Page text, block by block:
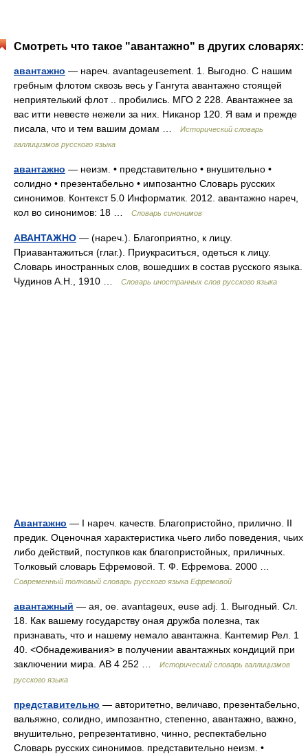
Смотреть что такое "авантажно" в других словарях:
авантажно — нареч. avantageusement. 1. Выгодно. С нашим
гребным флотом сквозь весь у Гангута авантажно стоящей
неприятелький флот .. пробились. МГО 2 228. Авантажнее за
вас итти невесте нежели за них. Никанор 120. Я вам и прежде
писала, что и тем вашим домам …
Исторический словарь
галлицизмов русского языка
авантажно — неизм. • представительно • внушительно •
солидно • презентабельно • импозантно Словарь русских
синонимов. Контекст 5.0 Информатик. 2012. авантажно нареч,
кол во синонимов: 18 …
Словарь синонимов
АВАНТАЖНО — (нареч.). Благоприятно, к лицу.
Приавантажиться (глаг.). Приукраситъся, одеться к лицу.
Словарь иностранных слов, вошедших в состав русского языка.
Чудинов А.Н., 1910 …
Словарь иностранных слов русского языка
Авантажно — I нареч. качеств. Благопристойно, прилично. II
предик. Оценочная характеристика чьего либо поведения, чьих
либо действий, поступков как благопристойных, приличных.
Толковый словарь Ефремовой. Т. Ф. Ефремова. 2000 …
Современный толковый словарь русского языка Ефремовой
авантажный — ая, ое. avantageux, euse adj. 1. Выгодный. Сл.
18. Как вашему государству оная дружба полезна, так
признавать, что и нашему немало авантажна. Кантемир Рел. 1
40. <Обнадеживания> в получении авантажных кондиций при
заключении мира. АВ 4 252 …
Исторический словарь галлицизмов
русского языка
представительно — авторитетно, величаво, презентабельно,
вальяжно, солидно, импозантно, степенно, авантажно, важно,
внушительно, репрезентативно, чинно, респектабельно
Словарь русских синонимов. представительно неизм. •